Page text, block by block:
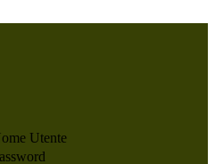
Utente